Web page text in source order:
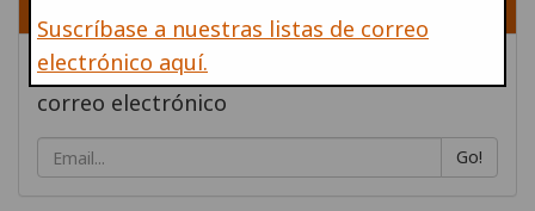
Suscríbase a nuestras listas de correo
electrónico aquí.
Regístrese para recibir el contenido por
correo electrónico
Go!